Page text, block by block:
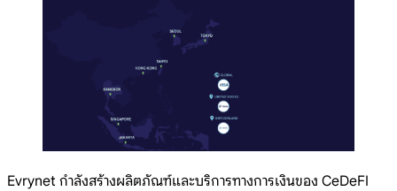
Evrynet กำลังสร้างผลิตภัณฑ์และบริการทางการเงินของ CeDeFI